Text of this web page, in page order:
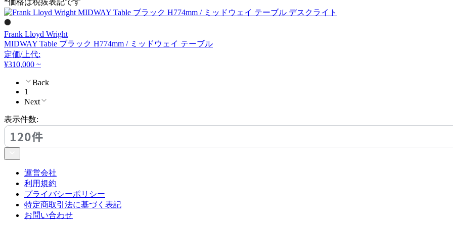
OKAMURA
PENTA
ペンタ
Tom Dixon.
トム・ディクソン
UCHIDA
ウチダ
*価格は税抜表記です
Frank Lloyd Wright
MIDWAY Table ブラック H774mm / ミッドウェイ テーブル
定価/上代:
¥310,000 ~
Back
1
Next
表示件数:
120件
運営会社
利用規約
プライバシーポリシー
特定商取引法に基づく表記
お問い合わせ